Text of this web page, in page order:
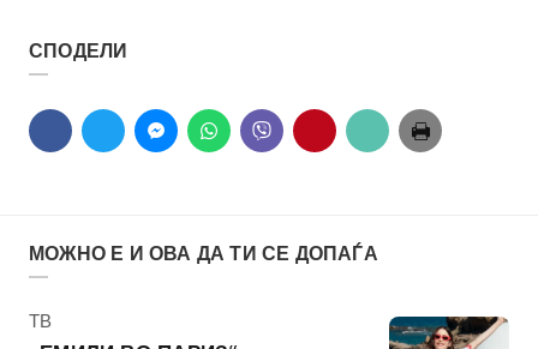
СПОДЕЛИ
МОЖНО Е И ОВА ДА ТИ СЕ ДОПАЃА
КАтегорија
ТВ